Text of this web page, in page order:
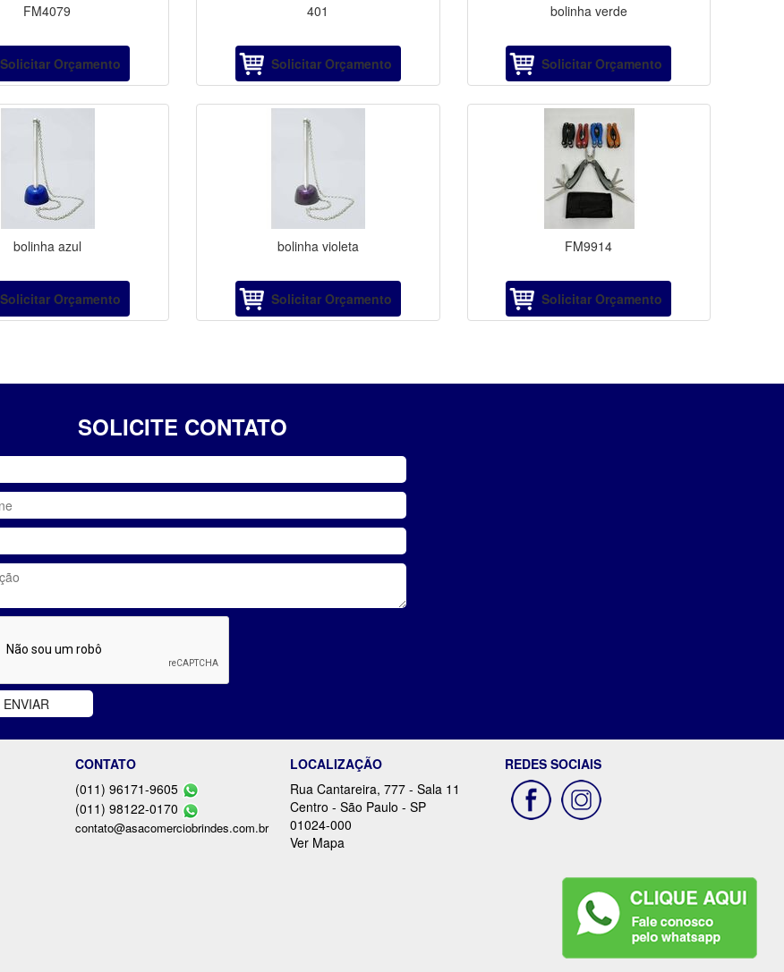
FM4079
Solicitar Orçamento
401
Solicitar Orçamento
bolinha verde
Solicitar Orçamento
bolinha azul
Solicitar Orçamento
bolinha violeta
Solicitar Orçamento
FM9914
Solicitar Orçamento
SOLICITE CONTATO
CONTATO
(011) 96171-9605
(011) 98122-0170
contato@asacomerciobrindes.com.br
LOCALIZAÇÃO
Rua Cantareira, 777 - Sala 11
Centro - São Paulo - SP
01024-000
Ver Mapa
REDES SOCIAIS